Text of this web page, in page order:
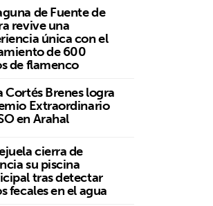
de Fuente de
revive una
única con el
de 600
de flamenco
Cortés Brenes logra
Extraordinario
en Arahal
cierra de
su piscina
tras detectar
fecales en el agua